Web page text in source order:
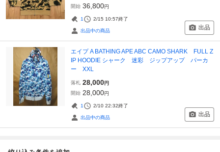
開始 36,800円
1 2/15 10:57終了
出品中の商品 出品
エイプ A BATHING APE ABC CAMO SHARK FULL Z
IP HOODIE シャーク 迷彩 ジップアップ パーカ
ー XXL
落札 28,000円
開始 28,000円
1 2/10 22:32終了
出品中の商品 出品